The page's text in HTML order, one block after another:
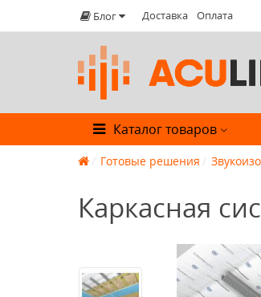
Блог Доставка Оплата
Каталог товаров
Готовые решения
Каркасная